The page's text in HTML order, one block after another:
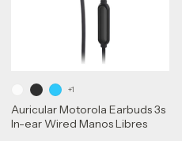
Auricular Motorola Earbuds 3s
In-ear Wired Manos Libres
+1